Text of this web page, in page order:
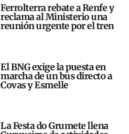
Ferrolterra rebate a Renfe y
reclama al Ministerio una
reunión urgente por el tren
El BNG exige la puesta en
marcha de un bus directo a
Covas y Esmelle
La Festa do Grumete llena